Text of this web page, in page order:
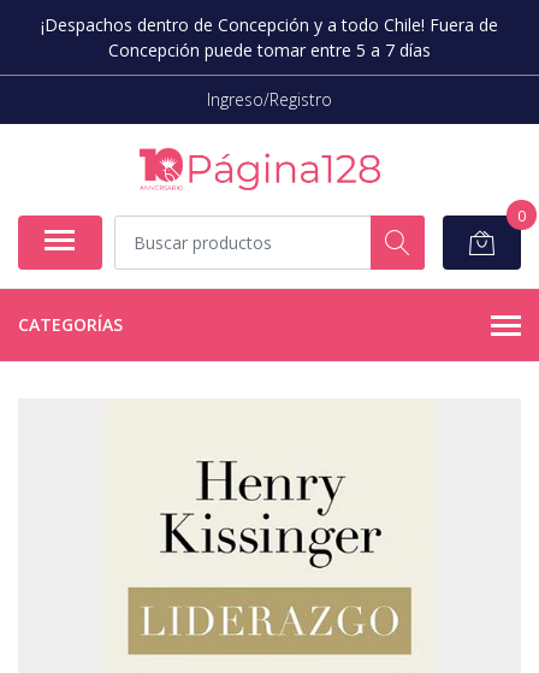
¡Despachos dentro de Concepción y a todo Chile! Fuera de
Concepción puede tomar entre 5 a 7 días
Ingreso/Registro
0
CATEGORÍAS